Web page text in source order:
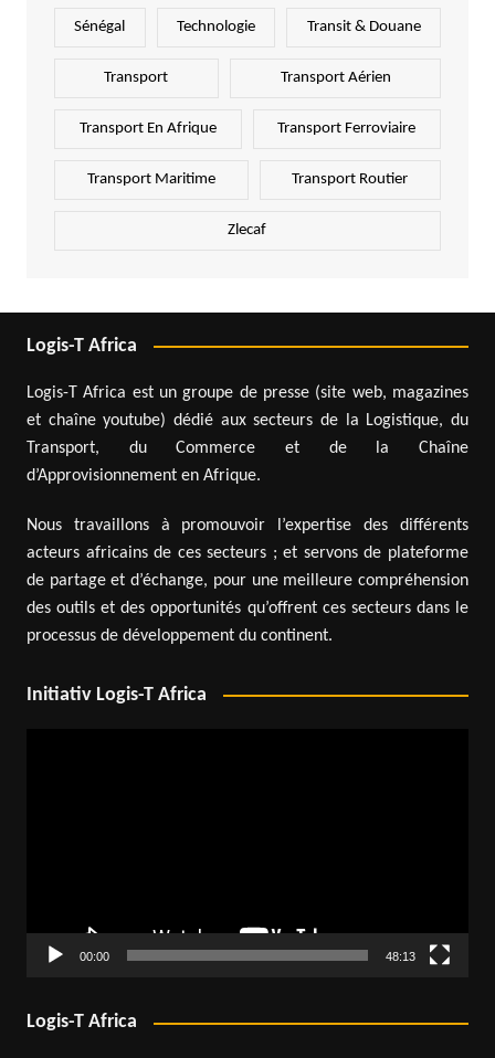
Sénégal Technologie Transit & Douane
Transport Transport Aérien
Transport En Afrique Transport Ferroviaire
Transport Maritime Transport Routier
Zlecaf
Logis-T Africa
Logis-T Africa est un groupe de presse (site web, magazines
et chaîne youtube) dédié aux secteurs de la Logistique, du
Transport, du Commerce et de la Chaîne
d’Approvisionnement en Afrique.
Nous travaillons à promouvoir l’expertise des différents
acteurs africains de ces secteurs ; et servons de plateforme
de partage et d’échange, pour une meilleure compréhension
des outils et des opportunités qu’offrent ces secteurs dans le
processus de développement du continent.
Initiativ Logis-T Africa
00:00 48:13
Logis-T Africa